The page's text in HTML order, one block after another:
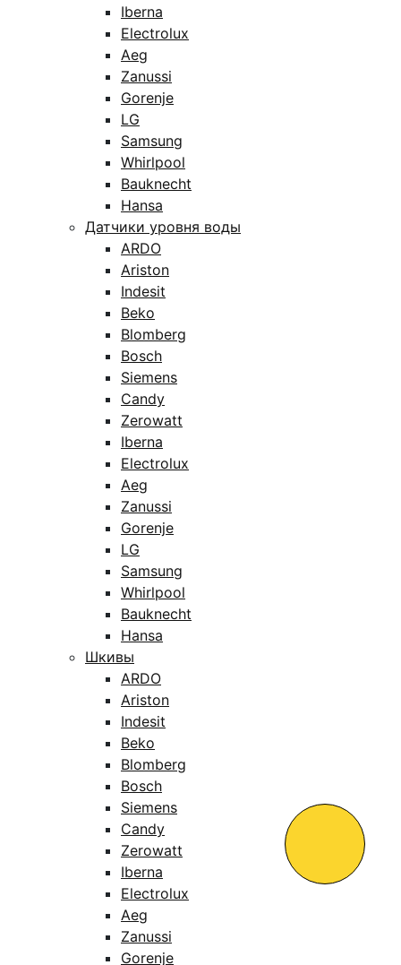
Iberna
Electrolux
Aeg
Zanussi
Gorenje
LG
Samsung
Whirlpool
Bauknecht
Hansa
Датчики уровня воды
ARDO
Ariston
Indesit
Beko
Blomberg
Bosch
Siemens
Candy
Zerowatt
Iberna
Electrolux
Aeg
Zanussi
Gorenje
LG
Samsung
Whirlpool
Bauknecht
Hansa
Шкивы
ARDO
Ariston
Indesit
Beko
Blomberg
Bosch
Siemens
Candy
Zerowatt
Iberna
Electrolux
Aeg
Zanussi
Gorenje